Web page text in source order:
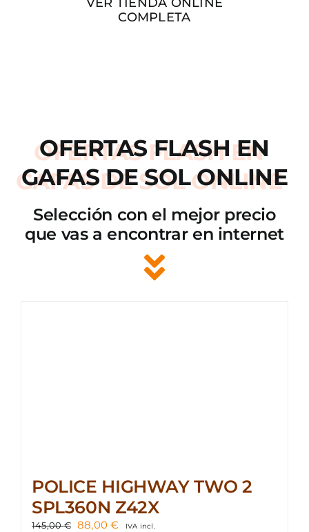
COMPLETA
OFERTAS FLASH EN
GAFAS DE SOL ONLINE
Selección con el mejor precio
que vas a encontrar en internet
POLICE HIGHWAY TWO 2
SPL360N Z42X
145,00€ El
88,00€ ElIVA incl.